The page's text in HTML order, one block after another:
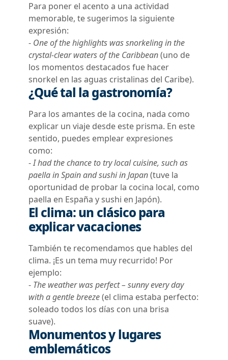
Para poner el acento a una actividad
memorable, te sugerimos la siguiente
expresión:
- One of the highlights was snorkeling in the
crystal-clear waters of the Caribbean(uno de
los momentos destacados fue hacer
snorkel en las aguas cristalinas del Caribe).
¿Qué tal la gastronomía?
Para los amantes de la cocina, nada como
explicar un viaje desde este prisma. En este
sentido, puedes emplear expresiones
como:
-I had the chance to try local cuisine, such as
paella in Spain and sushi in Japan(tuve la
oportunidad de probar la cocina local, como
paella en España y sushi en Japón).
El clima: un clásico para
explicar vacaciones
También te recomendamos que hables del
clima. ¡Es un tema muy recurrido! Por
ejemplo:
- The weather was perfect – sunny every day
with a gentle breeze(el clima estaba perfecto:
soleado todos los días con una brisa
suave).
Monumentos ylugares
emblemáticos